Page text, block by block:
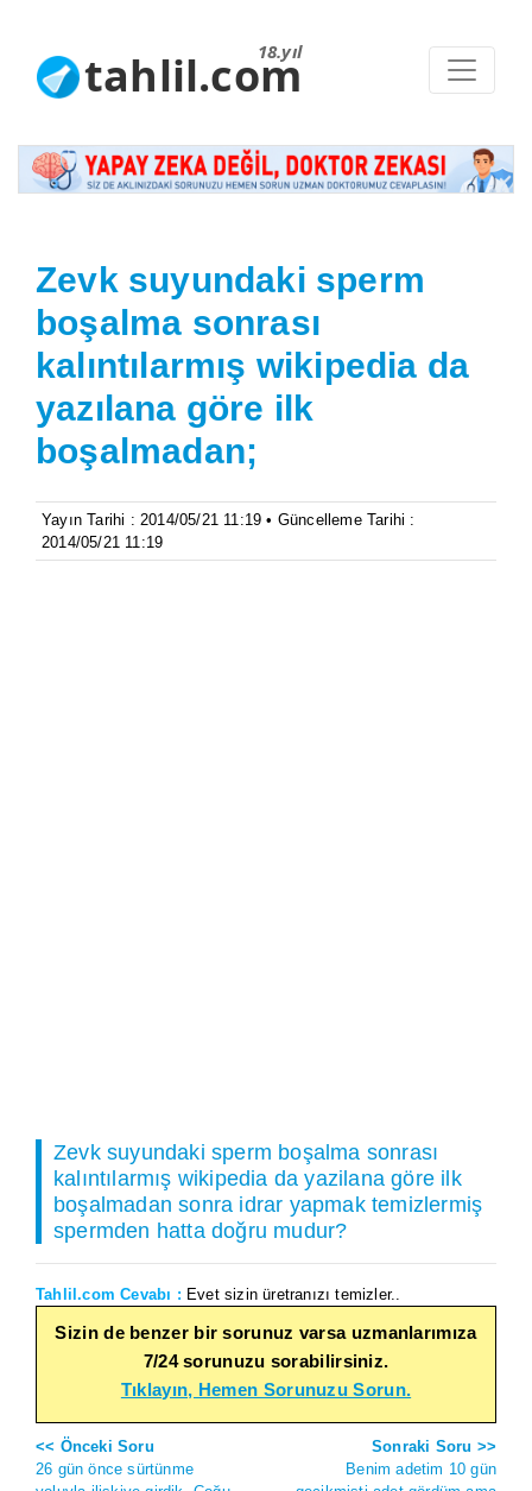
18.yıl
tahlil.com
Zevk suyundaki sperm
boşalma sonrası
kalıntılarmış wikipedia da
yazılana göre ilk
boşalmadan;
Yayın Tarihi : 2014/05/21 11:19 • Güncelleme Tarihi :
2014/05/21 11:19
Zevk suyundaki sperm boşalma sonrası
kalıntılarmış wikipedia da yazilana göre ilk
boşalmadan sonra idrar yapmak temizlermiş
spermden hatta doğru mudur?
Tahlil.com Cevabı : Evet sizin üretranızı temizler..
Sizin de benzer bir sorunuz varsa uzmanlarımıza
7/24 sorunuzu sorabilirsiniz.
Tıklayın, Hemen Sorunuzu Sorun.
<< Önceki Soru
26 gün önce sürtünme
Sonraki Soru >>
Benim adetim 10 gün